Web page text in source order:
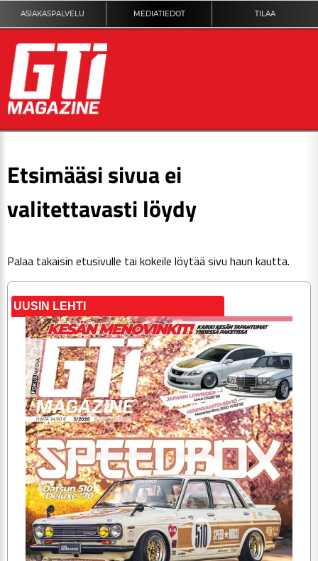
ASIAKASPALVELU MEDIATIEDOT TILAA
KILPAILUT
TEKNIIKKA
ARTIKKELIT
TILAA
Etsimääsi sivua ei
valitettavasti löydy
Palaa takaisin etusivulle tai kokeile löytää sivu haun kautta.
UUSIN LEHTI